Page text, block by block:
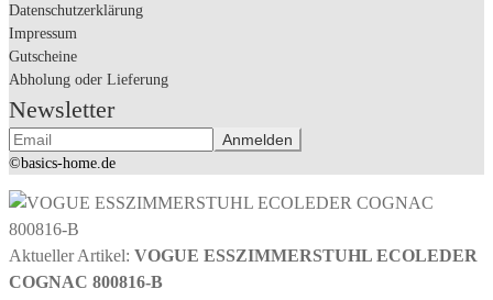
Datenschutzerklärung
Impressum
Gutscheine
Abholung oder Lieferung
Newsletter
©basics-home.de
Aktueller Artikel: VOGUE ESSZIMMERSTUHL ECOLEDER
COGNAC 800816-B